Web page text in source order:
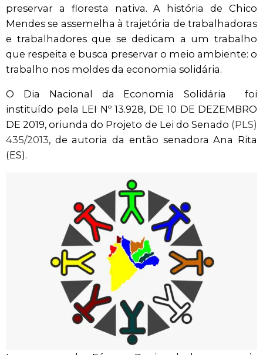
preservar a floresta nativa. A história de Chico
Mendes se assemelha à trajetória de trabalhadoras
e trabalhadores que se dedicam a um trabalho
que respeita e busca preservar o meio ambiente: o
trabalho nos moldes da economia solidária.
O Dia Nacional da Economia Solidária foi
instituído pela LEI Nº 13.928, DE 10 DE DEZEMBRO
DE 2019, oriunda do Projeto de Lei do Senado (PLS)
435/2013, de autoria da então senadora Ana Rita
(ES).